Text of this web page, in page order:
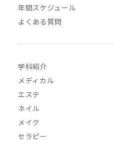
年間スケジュール
よくある質問
学科紹介
メディカル
エステ
ネイル
メイク
セラピー